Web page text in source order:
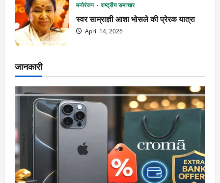
मनोरंजन राष्ट्रीय समाचार
स्वर साम्राज्ञी आशा भोसले की प्रेरक यात्रा
April 14, 2026
जानकारी